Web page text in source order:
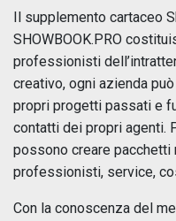
Il supplemento cartaceo
SHOWBOOK.PRO
professionisti
creativo, ogni azienda
propri progetti passati e
contatti dei propri agenti.
possono creare
professionisti, service,
Con la conoscenza del